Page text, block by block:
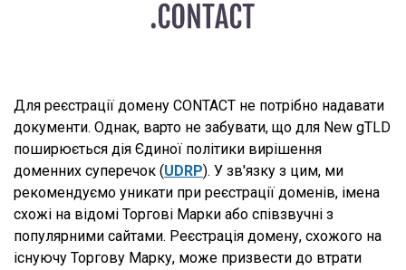
Для реєстрації домену CONTACT не потрібно надавати
документи. Однак, варто не забувати, що для New gTLD
поширюється дія Єдиної політики вирішення
доменних суперечок (UDRP). У зв'язку з цим, ми
рекомендуємо уникати при реєстрації доменів, імена
схожі на відомі Торгові Марки або співзвучні з
популярними сайтами. Реєстрація домену, схожого на
існуючу Торгову Марку, може призвести до втрати